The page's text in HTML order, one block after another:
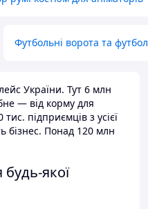
Футбольні ворота та
України. Тут 6 млн
— від корму для
підприємців з усієї
бізнес. Понад 120 млн
якої